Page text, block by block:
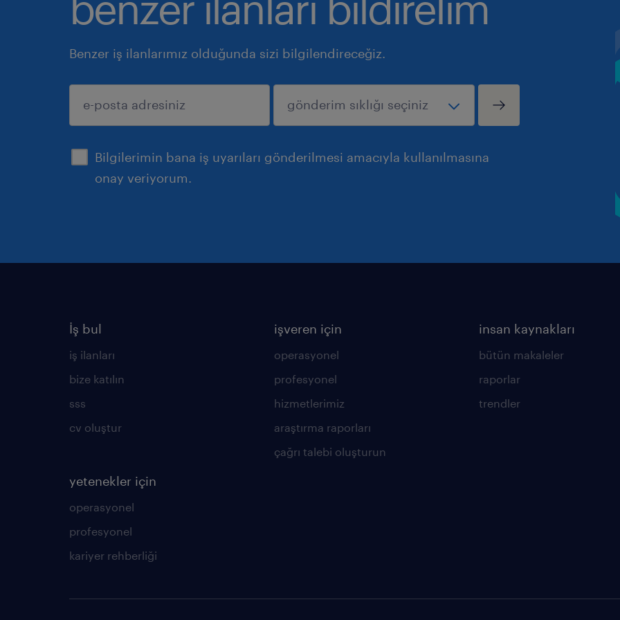
Benzer iş ilanlarımız olduğunda sizi bilgilendireceğiz.
Bilgilerimin bana iş uyarıları gönderilmesi amacıyla kullanılmasına
onay veriyorum.
gönder
İş bul
iş ilanları
bize katılın
sss
cv oluştur
yetenekler için
operasyonel
profesyonel
kariyer rehberliği
işveren için
operasyonel
profesyonel
hizmetlerimiz
araştırma raporları
çağrı talebi oluşturun
insan kaynakları
bütün makaleler
raporlar
trendler